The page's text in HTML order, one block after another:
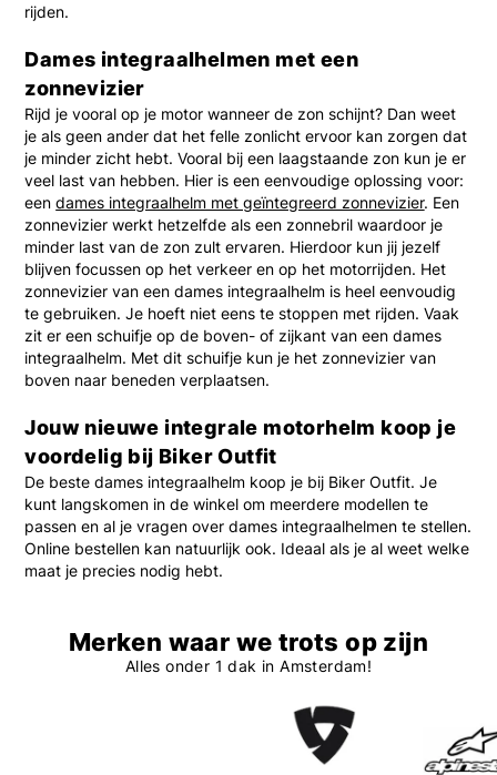
rijden.
Dames integraalhelmen met een
zonnevizier
Rijd je vooral op je motor wanneer de zon schijnt? Dan weet
je als geen ander dat het felle zonlicht ervoor kan zorgen dat
je minder zicht hebt. Vooral bij een laagstaande zon kun je er
veel last van hebben. Hier is een eenvoudige oplossing voor:
eendames integraalhelm met geïntegreerd zonnevizier. Een
zonnevizier werkt hetzelfde als een zonnebril waardoor je
minder last van de zon zult ervaren. Hierdoor kun jij jezelf
blijven focussen op het verkeer en op het motorrijden. Het
zonnevizier van een dames integraalhelm is heel eenvoudig
te gebruiken. Je hoeft niet eens te stoppen met rijden. Vaak
zit er een schuifje op de boven- of zijkant van een dames
integraalhelm. Met dit schuifje kun je het zonnevizier van
boven naar beneden verplaatsen.
Jouw nieuwe integrale motorhelm koop je
voordelig bij Biker Outfit
De beste dames integraalhelm koop je bij Biker Outfit. Je
kunt langskomen in de winkel om meerdere modellen te
passen en al je vragen over dames integraalhelmen te stellen.
Online bestellen kan natuurlijk ook. Ideaal als je al weet welke
maat je precies nodig hebt.
Merken waar we trots op zijn
Alles onder 1 dak in Amsterdam!